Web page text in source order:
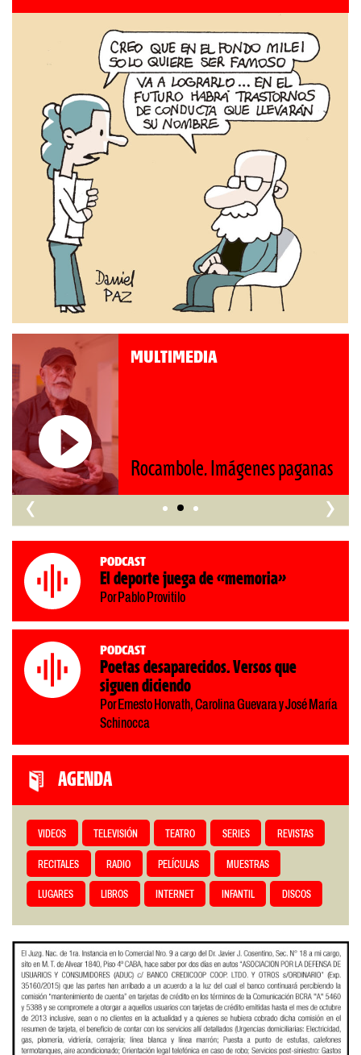
MULTIMEDIA
Rocambole. Imágenes paganas
‹ ›
Podcast
El deporte juega de «memoria»
Por Pablo Provitilo
Podcast
Poetas desaparecidos. Versos que
siguen diciendo
Por Ernesto Horvath, Carolina Guevara y José María
Schinocca
AGENDA
VIDEOS TELEVISIÓN TEATRO SERIES REVISTAS
RECITALES RADIO PELÍCULAS MUESTRAS
LUGARES LIBROS INTERNET INFANTIL DISCOS